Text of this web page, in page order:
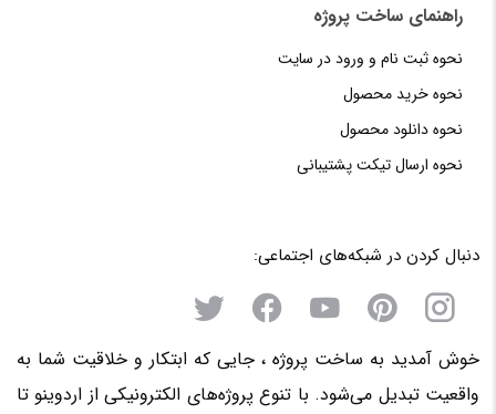
راهنمای‌‌ ساخت‌ پروژه
نحوه‌ ثبت‌ نام و ورود در سایت
نحوه خرید محصول
نحوه دانلود محصول
نحوه‌ ارسال‌ تیکت‌ پشتیبانی
دنبال کردن در شبکه‌های اجتماعی:
خوش آمدید به ساخت پروژه ، جایی که ابتکار و خلاقیت شما به
واقعیت تبدیل می‌شود. با تنوع پروژه‌های الکترونیکی از اردوینو تا